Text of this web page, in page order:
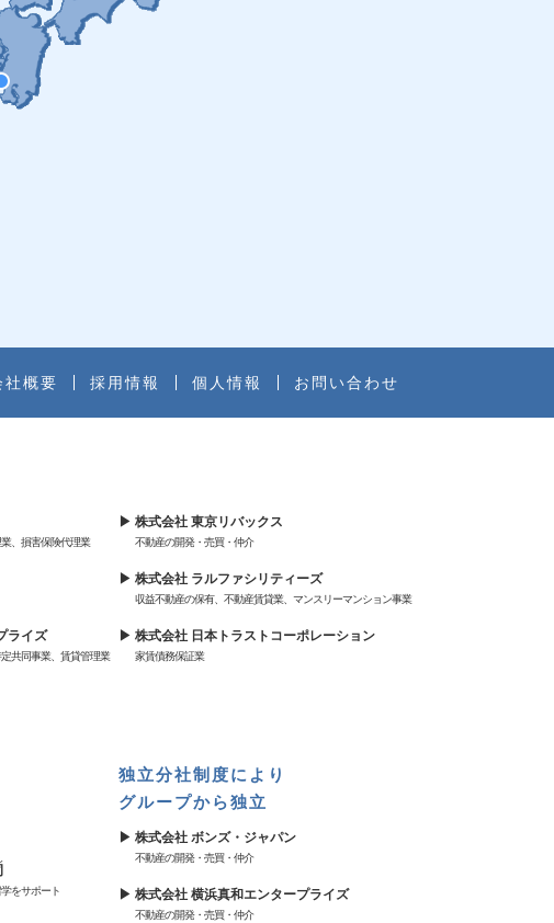
社概要 採用情報 個人情報 お問い合わせ
、損害保険代理業
株式会社 東京リバックス
不動産の開発・売買・仲介
株式会社 ラルファシリティーズ
収益不動産の保有、不動産賃貸業、マンスリーマンション事業
ライズ
共同事業、賃貸管理業
株式会社 日本トラストコーポレーション
家賃債務保証業
をサポート
独立分社制度により
グループから独立
株式会社 ボンズ・ジャパン
不動産の開発・売買・仲介
株式会社 横浜真和エンタープライズ
不動産の開発・売買・仲介